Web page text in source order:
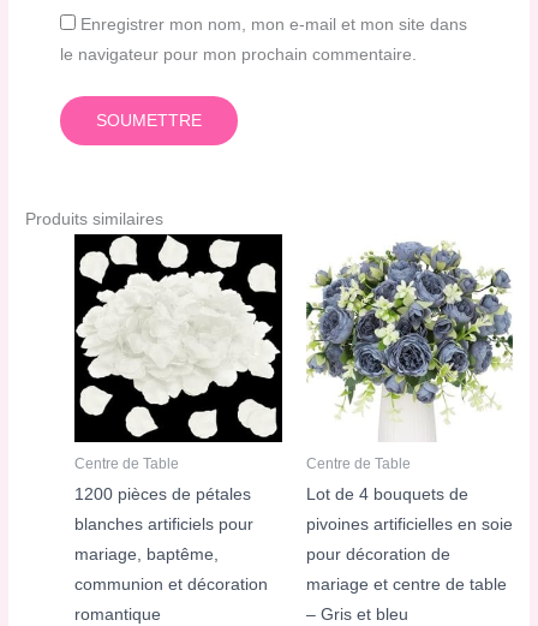
Enregistrer mon nom, mon e-mail et mon site dans
le navigateur pour mon prochain commentaire.
Produits similaires
Centre de Table
1200 pièces de pétales
blanches artificiels pour
mariage, baptême,
communion et décoration
romantique
Centre de Table
Lot de 4 bouquets de
pivoines artificielles en soie
pour décoration de
mariage et centre de table
– Gris et bleu